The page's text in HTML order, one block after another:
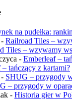
na pudełka:
- Railroad Tiles –
Tiles – wzywamy
- Emberleaf –
– tańczący z kartami?
- SHUG – przygody
– przygody w
- Historia gier w